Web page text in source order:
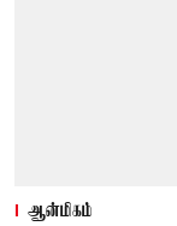
ஆன்மிகம்